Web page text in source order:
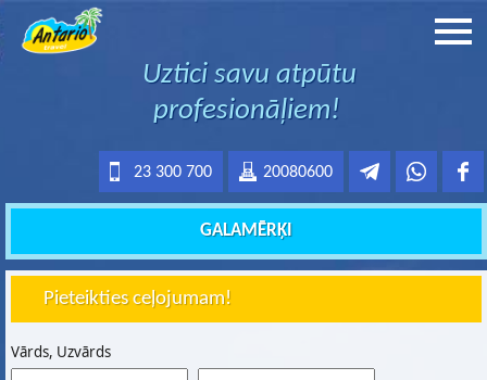
Uztici savu atpūtu
profesionāļiem!
20080600
23 300 700
GALAMĒRĶI
Pieteikties ceļojumam!
Vārds, Uzvārds